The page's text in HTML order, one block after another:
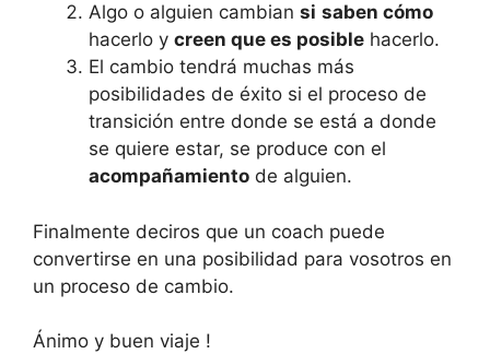
Algo o alguien cambian si saben cómo
hacerlo y creen que es posible hacerlo.
El cambio tendrá muchas más
posibilidades de éxito si el proceso de
transición entre donde se está a donde
se quiere estar, se produce con el
acompañamiento de alguien.
Finalmente deciros que un coach puede
convertirse en una posibilidad para vosotros en
un proceso de cambio.
Ánimo y buen viaje !